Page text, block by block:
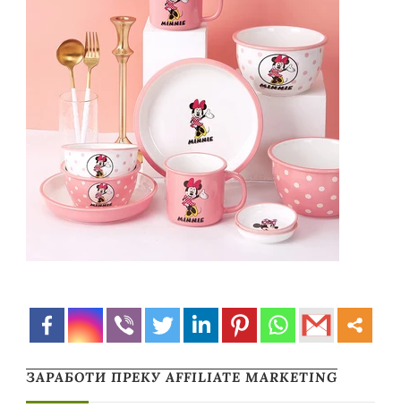
ЗАРАБОТИ ПРЕКУ AFFILIATE MARKETING